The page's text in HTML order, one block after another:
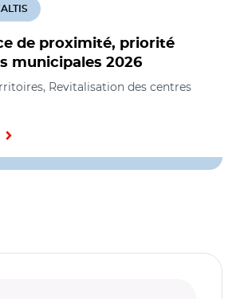
de proximité, priorité
municipales 2026
Revitalisation des centres